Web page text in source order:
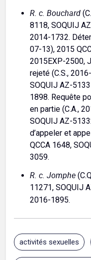
R. c. Bouchard
8118, SOQUIJ
2014-1732.
07-13), 2015
2015EXP-2500,
rejeté (C.S.,
SOQUIJ AZ-
1898. Requête
en partie (C.A.,
SOQUIJ AZ-
d’appeler et
QCCA 1648,
3059.
R. c. Jomphe
11271, SOQUIJ
2016-1895.
activités sexuelles